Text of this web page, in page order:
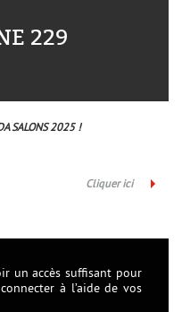
229
SALONS 2025 !
Cliquer ici
un accès suffisant pour
à l’aide de vos